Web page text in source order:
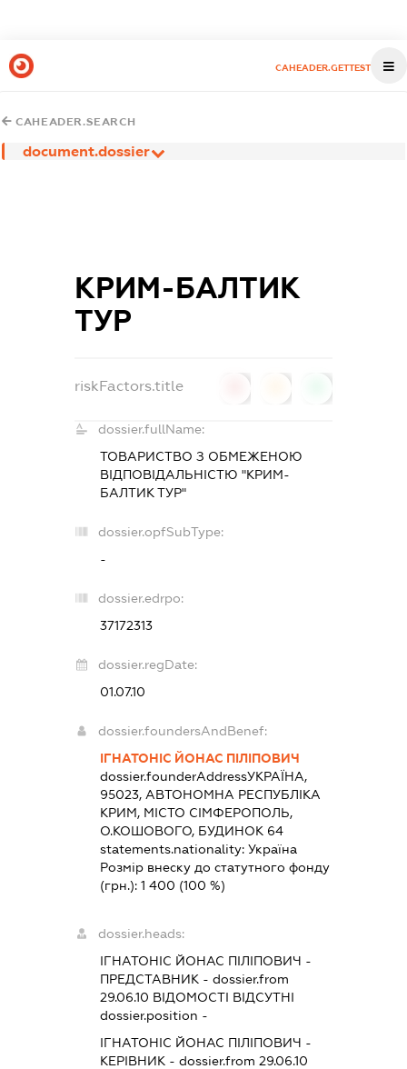
CAHEADER.GETTEST
CAHEADER.SEARCH
document.dossier
КРИМ-БАЛТИК
ТУР
riskFactors.title
dossier.fullName:
ТОВАРИСТВО З ОБМЕЖЕНОЮ
ВІДПОВІДАЛЬНІСТЮ "КРИМ-
БАЛТИК ТУР"
dossier.opfSubType:
-
dossier.edrpo:
37172313
dossier.regDate:
01.07.10
dossier.foundersAndBenef:
ІГНАТОНІС ЙОНАС ПІЛІПОВИЧ
dossier.founderAddressУКРАЇНА,
95023, АВТОНОМНА РЕСПУБЛІКА
КРИМ, МІСТО СІМФЕРОПОЛЬ,
О.КОШОВОГО, БУДИНОК 64
statements.nationality: Україна
Розмір внеску до статутного фонду
(грн.): 1 400 (100 %)
dossier.heads:
ІГНАТОНІС ЙОНАС ПІЛІПОВИЧ -
ПРЕДСТАВНИК - dossier.from
29.06.10 ВІДОМОСТІ ВІДСУТНІ
dossier.position -
ІГНАТОНІС ЙОНАС ПІЛІПОВИЧ -
КЕРІВНИК - dossier.from 29.06.10